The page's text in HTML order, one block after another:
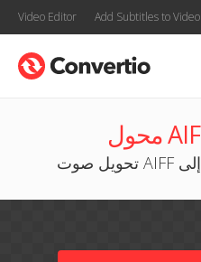
Video Editor Add Subtitles to Video